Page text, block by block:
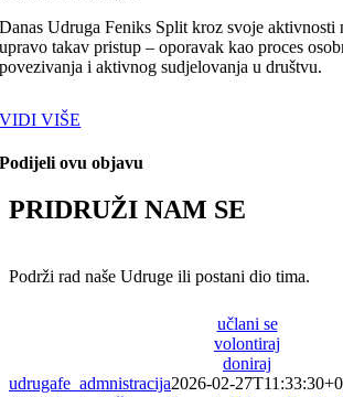
Danas Udruga Feniks Split kroz svoje aktivnosti
upravo takav pristup – oporavak kao proces
povezivanja i aktivnog sudjelovanja u društvu.
VIDI VIŠE
Podijeli ovu objavu
PRIDRUŽI NAM SE
Podrži rad naše Udruge ili postani dio tima.
učlani se
volontiraj
doniraj
udrugafe_admnistracija2026-02-